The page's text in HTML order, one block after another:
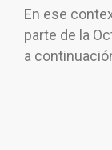
En ese
parte de la
a